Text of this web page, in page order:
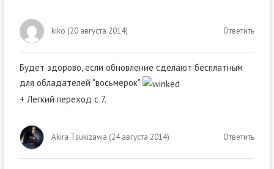
kiko (20 августа 2014) Ответить
Будет здорово, если обновление сделают бесплатным
для обладателей "восьмерок"
+ Легкий переход с 7.
Akira Tsukizawa (24 августа 2014) Ответить